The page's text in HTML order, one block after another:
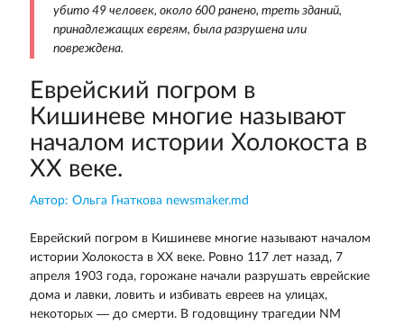
убито 49 человек, около 600 ранено, треть зданий,
принадлежащих евреям, была разрушена или
повреждена.
Еврейский погром в
Кишиневе многие называют
началом истории Холокоста в
XX веке.
Автор: Ольга Гнаткова newsmaker.md
Еврейский погром в Кишиневе многие называют началом
истории Холокоста в XX веке. Ровно 117 лет назад, 7
апреля 1903 года, горожане начали разрушать еврейские
дома и лавки, ловить и избивать евреев на улицах,
некоторых — до смерти. В годовщину трагедии NM